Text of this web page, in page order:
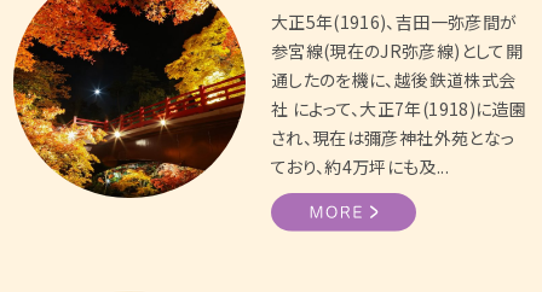
大正5年(1916)、吉田一弥彦間が
参宮線(現在のJR弥彦線)として開
通したのを機に、越後鉄道株式会
社 によって、大正7年(1918)に造園
され、現在は彌彦神社外苑となっ
ており、約4万坪にも及...